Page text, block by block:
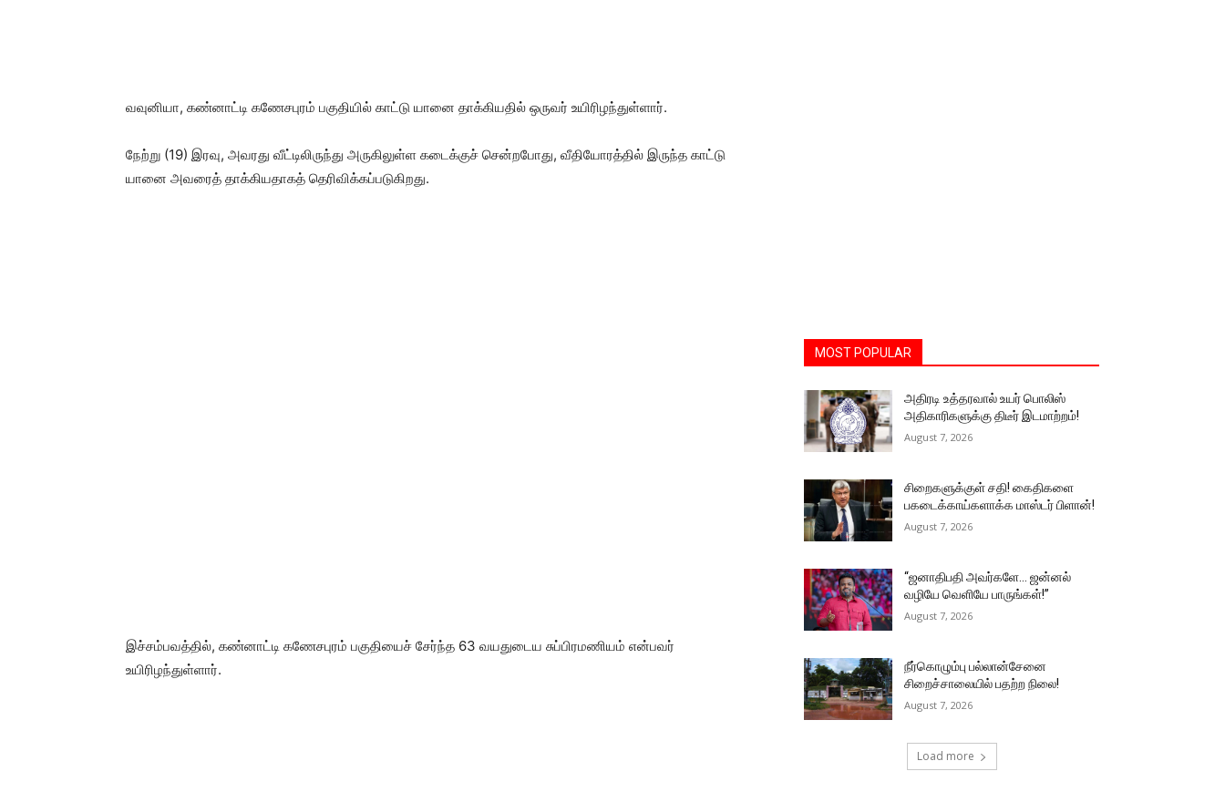
வவுனியா, கண்னாட்டி கணேசபுரம் பகுதியில் காட்டு யானை தாக்கியதில் ஒருவர் உயிரிழந்துள்ளார்.
நேற்று (19) இரவு, அவரது வீட்டிலிருந்து அருகிலுள்ள கடைக்குச் சென்றபோது, வீதியோரத்தில் இருந்த காட்டு
யானை அவரைத் தாக்கியதாகத் தெரிவிக்கப்படுகிறது.
இச்சம்பவத்தில், கண்னாட்டி கணேசபுரம் பகுதியைச் சேர்ந்த 63 வயதுடைய சுப்பிரமணியம் என்பவர்
உயிரிழந்துள்ளார்.
MOST POPULAR
அதிரடி உத்தரவால் உயர் பொலிஸ்
அதிகாரிகளுக்கு திடீர் இடமாற்றம்!
August 7, 2026
சிறைகளுக்குள் சதி! கைதிகளை
பகடைக்காய்களாக்க மாஸ்டர் பிளான்!
August 7, 2026
“ஜனாதிபதி அவர்களே… ஜன்னல்
வழியே வெளியே பாருங்கள்!”
August 7, 2026
நீர்கொழும்பு பல்லான்சேனை
சிறைச்சாலையில் பதற்ற நிலை!
August 7, 2026
Load more